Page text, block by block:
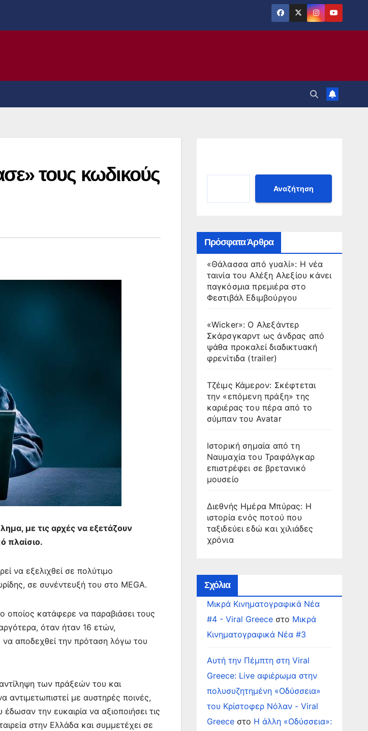
τους κωδικούς
με τις αρχές να εξετάζουν
πλαίσιο.
να εξελιχθεί σε πολύτιμο
σε συνέντευξή του στο MEGA.
κατάφερε να παραβιάσει τους
όταν ήταν 16 ετών,
να αποδεχθεί την πρόταση λόγω του
των πράξεών του και
αντιμετωπιστεί με αυστηρές ποινές,
την ευκαιρία να αξιοποιήσει τις
στην Ελλάδα και συμμετέχει σε
Αναζήτηση
Πρόσφατα Άρθρα
«Θάλασσα από γυαλί»: Η νέα
ταινία του Αλέξη Αλεξίου κάνει
παγκόσμια πρεμιέρα στο
Φεστιβάλ Εδιμβούργου
«Wicker»: Ο Αλεξάντερ
Σκάρσγκαρντ ως άνδρας από
ψάθα προκαλεί διαδικτυακή
φρενίτιδα (trailer)
Τζέιμς Κάμερον: Σκέφτεται
την «επόμενη πράξη» της
καριέρας του πέρα από το
σύμπαν του Avatar
Ιστορική σημαία από τη
Ναυμαχία του Τραφάλγκαρ
επιστρέφει σε βρετανικό
μουσείο
Διεθνής Ημέρα Μπύρας: Η
ιστορία ενός ποτού που
ταξιδεύει εδώ και χιλιάδες
χρόνια
Σχόλια
Μικρά Κινηματογραφικά Νέα
#4 - Viral Greeceστο Μικρά
Κινηματογραφικά Νέα #3
Αυτή την Πέμπτη στη Viral
Greece: Live αφιέρωμα στην
πολυσυζητημένη «Οδύσσεια»
του Κρίστοφερ Νόλαν - Viral
Greeceστο Η άλλη «Οδύσσεια»: